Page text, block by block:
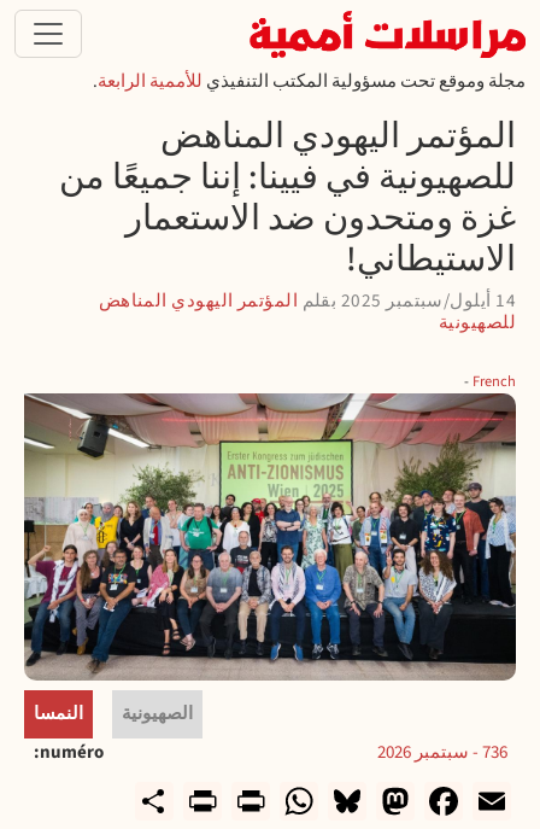
تجاوز إلى المحتوى الرئيسي
مجلة وموقع تحت مسؤولية المكتب التنفيذي للأممية الرابعة.
المؤتمر اليهودي المناهض
للصهيونية في فيينا: إننا جميعًا من
غزة ومتحدون ضد الاستعمار
الاستيطاني!
14 أيلول/سبتمبر 2025 بقلم المؤتمر اليهودي المناهض
للصهيونية
French
النمسا
الصهيونية
numéro
736 - سبتمبر 2026
Email
Facebook
Mastodon
Bluesky
WhatsApp
Print